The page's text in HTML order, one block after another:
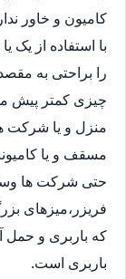
کامیون و خاور
با استفاده از یک
را براحتی به
چیزی کمتر پیش
منزل و یا شرکت
مسقف و یا
حتی شرکت ها
فریزر،میزهای
که باربری و حمل
باربری است.